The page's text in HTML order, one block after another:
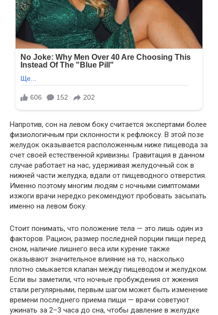
Напротив, сон на левом боку считается экспертами более
физиологичным при склонности к рефлюксу. В этой позе
желудок оказывается расположенным ниже пищевода за
счет своей естественной кривизны. Гравитация в данном
случае работает на нас, удерживая желудочный сок в
нижней части желудка, вдали от пищеводного отверстия.
Именно поэтому многим людям с ночными симптомами
изжоги врачи нередко рекомендуют пробовать засыпать
именно на левом боку.
Стоит понимать, что положение тела — это лишь один из
факторов. Рацион, размер последней порции пищи перед
сном, наличие лишнего веса или курение также
оказывают значительное влияние на то, насколько
плотно смыкается клапан между пищеводом и желудком.
Если вы заметили, что ночные пробуждения от жжения
стали регулярными, первым шагом может быть изменение
времени последнего приема пищи — врачи советуют
ужинать за 2–3 часа до сна, чтобы давление в желудке